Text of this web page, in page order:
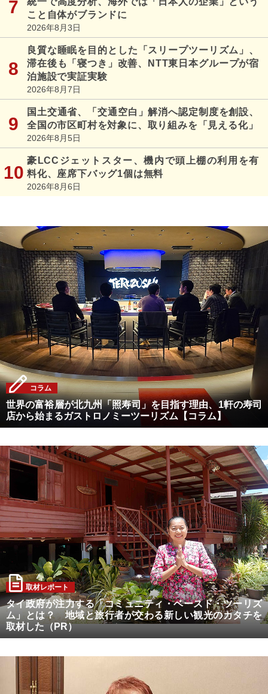
こと自体がブランドに
2026年8月3日
良質な睡眠を目的とした「スリープツーリズム」、
滞在後も「寝つき」改善、NTT東日本グループが宿
泊施設で実証実験
2026年8月7日
国土交通省、「交通空白」解消へ認定制度を創設、
全国の市区町村を対象に、取り組みを「見える化」
2026年8月5日
豪LCCジェットスター、機内で頭上棚の利用を有
料化、座席下バッグ1個は無料
2026年8月6日
コラム
世界の富裕層が北九州「照寿司」を目指す理由、1軒の寿司
店から始まるガストロノミーツーリズム【コラム】
1z
取材レポート
タイ政府が注力する「コミュニティ・ベースド・ツーリズ
ム」とは？ 地域と旅行者が交わる新しい観光のカタチを
取材した（PR）